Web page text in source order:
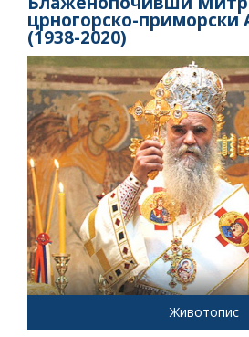
црногорско-приморски
(1938-2020)
Животопис